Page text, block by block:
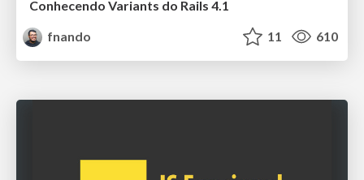
Conhecendo Variants do Rails 4.1
fnando
11 610